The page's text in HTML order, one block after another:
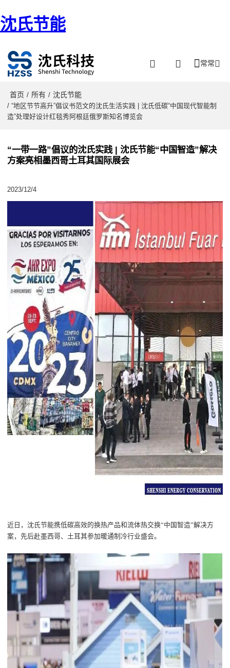
沈氏节能
常常
首页 / 所有 / 沈氏节能
/ “地区节节高升”倡议书范文的沈氏生活实践 | 沈氏低碳“中国现代智能制
造”处理好设计红毯秀阿根廷俄罗斯知名博览会
“一带一路”倡议的沈氏实践 | 沈氏节能“中国智造”解决
方案亮相墨西哥土耳其国际展会
2023/12/4
近日，沈氏节能携低碳高效的换热产品和流体热交换“中国智造”解决方
案，先后赴墨西哥、土耳其参加暖通制冷行业盛会。